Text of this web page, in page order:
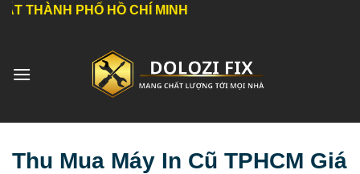
Bỏ
dung
PHỐ HỒ CHÍ MINH
Thu Mua Máy In Cũ TPHCM Giá